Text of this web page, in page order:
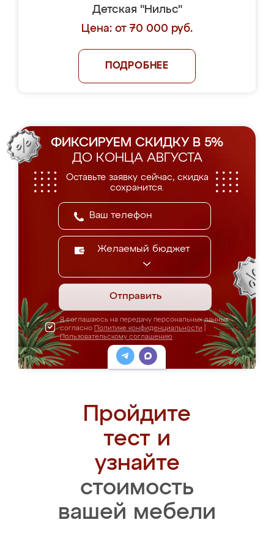
Детская "Нильс"
Цена: от 70 000 руб.
ПОДРОБНЕЕ
ФИКСИРУЕМ СКИДКУ В 5%
ДО КОНЦА АВГУСТА
Оставьте заявку сейчас, скидка
сохранится.
Желаемый бюджет
Отправить
Я соглашаюсь на передачу персональных данных
согласно Политике конфиденциальности
Пользовательскому соглашению
Пройдите
тест и
узнайте
стоимость
вашей мебели